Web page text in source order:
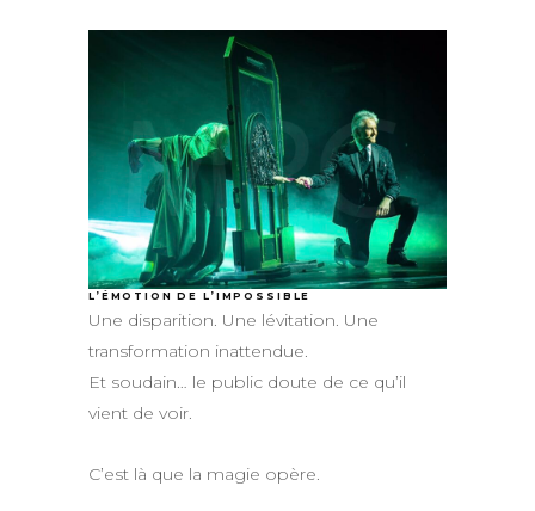
L’ÉMOTION DE L’IMPOSSIBLE
Une disparition. Une lévitation. Une
transformation inattendue.
Et soudain… le public doute de ce qu’il
vient de voir.
C’est là que la magie opère.